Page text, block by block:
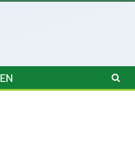
EN